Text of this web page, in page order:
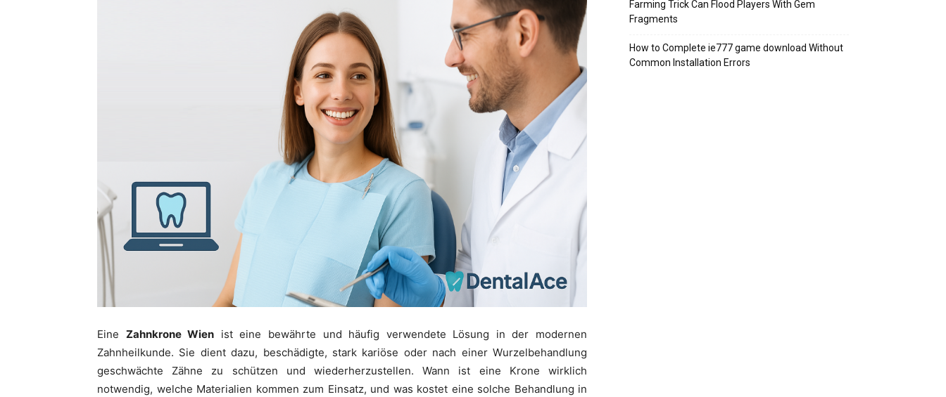
Eine Zahnkrone Wien ist eine bewährte und häufig verwendete Lösung in der modernen
Zahnheilkunde. Sie dient dazu, beschädigte, stark kariöse oder nach einer Wurzelbehandlung
geschwächte Zähne zu schützen und wiederherzustellen. Wann ist eine Krone wirklich
notwendig, welche Materialien kommen zum Einsatz, und was kostet eine solche Behandlung in
Farming Trick Can Flood Players With Gem
Fragments
How to Complete ie777 game download Without
Common Installation Errors